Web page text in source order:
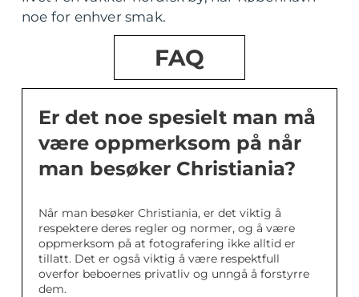
noe for enhver smak.
FAQ
Er det noe spesielt man må
være oppmerksom på når
man besøker Christiania?
Når man besøker Christiania, er det viktig å
respektere deres regler og normer, og å være
oppmerksom på at fotografering ikke alltid er
tillatt. Det er også viktig å være respektfull
overfor beboernes privatliv og unngå å forstyrre
dem.